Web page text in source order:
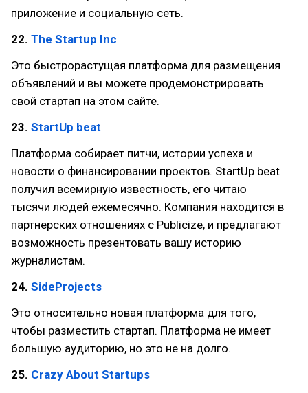
приложение и социальную сеть.
22. The Startup Inc
Это быстрорастущая платформа для размещения
объявлений и вы можете продемонстрировать
свой стартап на этом сайте.
23. StartUp beat
Платформа собирает питчи, истории успеха и
новости о финансировании проектов. StartUp beat
получил всемирную известность, его читаю
тысячи людей ежемесячно. Компания находится в
партнерских отношениях с Publicize, и предлагают
возможность презентовать вашу историю
журналистам.
24. SideProjects
Это относительно новая платформа для того,
чтобы разместить стартап. Платформа не имеет
большую аудиторию, но это не на долго.
25. Crazy About Startups